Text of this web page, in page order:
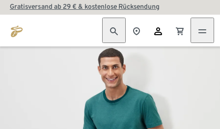
Gratisversand ab 29 € & kostenlose Rücksendung